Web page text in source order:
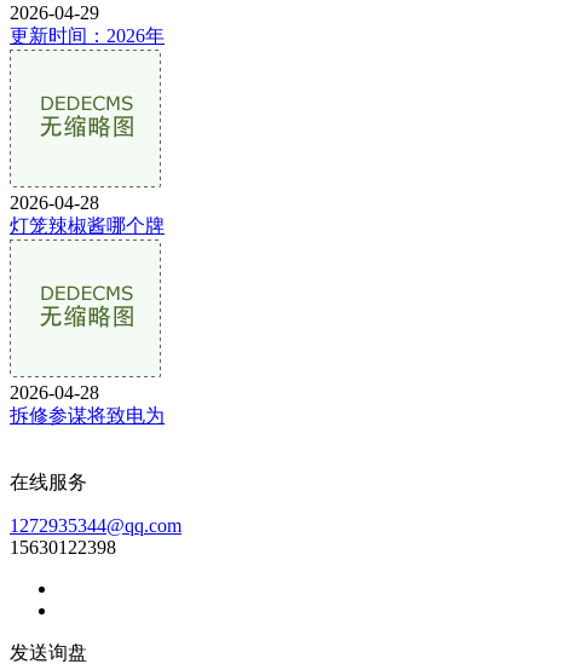
2026-04-29
更新时间：2026年
2026-04-28
灯笼辣椒酱哪个牌
2026-04-28
拆修参谋将致电为
在线服务
1272935344@qq.com
15630122398
发送询盘